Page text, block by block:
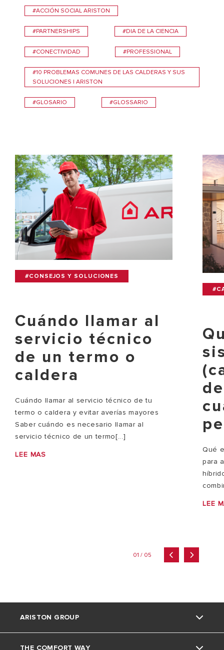
#ACCIÓN SOCIAL ARISTON
#PARTNERSHIPS #DIA DE LA CIENCIA
#CONECTIVIDAD #PROFESSIONAL
#10 PROBLEMAS COMUNES DE LAS CALDERAS Y SUS
SOLUCIONES | ARISTON
#GLOSARIO #GLOSSARIO
#CONSEJOS Y SOLUCIONES
Cuándo llamar al
servicio técnico
de un termo o
caldera
Cuándo llamar al servicio técnico de tu
termo o caldera y evitar averías mayores
Saber cuándo es necesario llamar al
servicio técnico de un termo[...]
LEE MAS
Qué
para
LEE
01 / 05
ARISTON GROUP
THE COMFORT WAY